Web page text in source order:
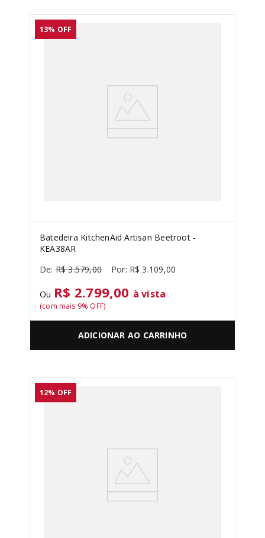
13% OFF
Batedeira KitchenAid Artisan Beetroot -
KEA38AR
R$ 3.579,00 R$ 3.109,00
Ou R$ 2.799,00 à vista
(com mais 9% OFF)
ADICIONAR AO CARRINHO
12% OFF